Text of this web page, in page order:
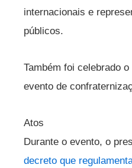
internacionais e
públicos.
Também foi celebrado
evento de
Atos
Durante o evento, o
decreto que